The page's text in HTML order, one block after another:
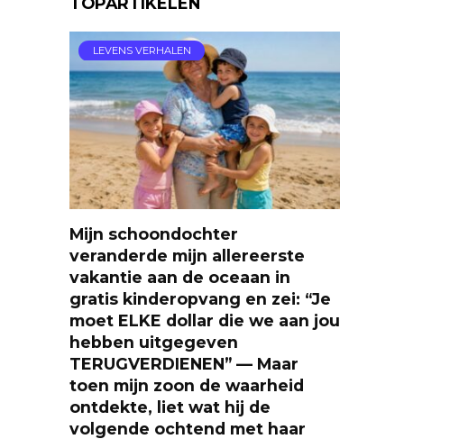
LEVENS VERHALEN
Mijn schoondochter
veranderde mijn allereerste
vakantie aan de oceaan in
gratis kinderopvang en zei: “Je
moet ELKE dollar die we aan jou
hebben uitgegeven
TERUGVERDIENEN” — Maar
toen mijn zoon de waarheid
ontdekte, liet wat hij de
volgende ochtend met haar